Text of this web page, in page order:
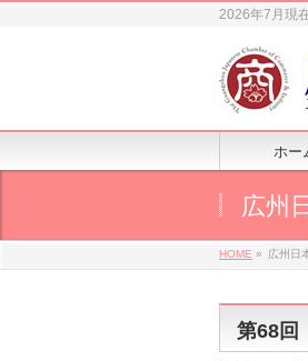
2026年7月現
ホー
広州
HOME » 広州日
第68